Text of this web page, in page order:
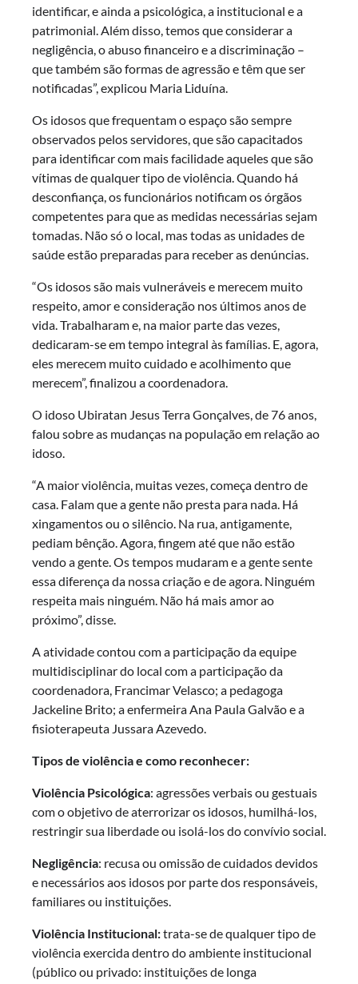
identificar, e ainda a psicológica, a institucional e a
patrimonial. Além disso, temos que considerar a
negligência, o abuso financeiro e a discriminação –
que também são formas de agressão e têm que ser
notificadas”, explicou Maria Liduína.
Os idosos que frequentam o espaço são sempre
observados pelos servidores, que são capacitados
para identificar com mais facilidade aqueles que são
vítimas de qualquer tipo de violência. Quando há
desconfiança, os funcionários notificam os órgãos
competentes para que as medidas necessárias sejam
tomadas. Não só o local, mas todas as unidades de
saúde estão preparadas para receber as denúncias.
“Os idosos são mais vulneráveis e merecem muito
respeito, amor e consideração nos últimos anos de
vida. Trabalharam e, na maior parte das vezes,
dedicaram-se em tempo integral às famílias. E, agora,
eles merecem muito cuidado e acolhimento que
merecem”, finalizou a coordenadora.
O idoso Ubiratan Jesus Terra Gonçalves, de 76 anos,
falou sobre as mudanças na população em relação ao
idoso.
“A maior violência, muitas vezes, começa dentro de
casa. Falam que a gente não presta para nada. Há
xingamentos ou o silêncio. Na rua, antigamente,
pediam bênção. Agora, fingem até que não estão
vendo a gente. Os tempos mudaram e a gente sente
essa diferença da nossa criação e de agora. Ninguém
respeita mais ninguém. Não há mais amor ao
próximo”, disse.
A atividade contou com a participação da equipe
multidisciplinar do local com a participação da
coordenadora, Francimar Velasco; a pedagoga
Jackeline Brito; a enfermeira Ana Paula Galvão e a
fisioterapeuta Jussara Azevedo.
Tipos de violência e como reconhecer:
Violência Psicológica: agressões verbais ou gestuais
com o objetivo de aterrorizar os idosos, humilhá-los,
restringir sua liberdade ou isolá-los do convívio social.
Negligência: recusa ou omissão de cuidados devidos
e necessários aos idosos por parte dos responsáveis,
familiares ou instituições.
Violência Institucional:trata-se de qualquer tipo de
violência exercida dentro do ambiente institucional
(público ou privado: instituições de longa